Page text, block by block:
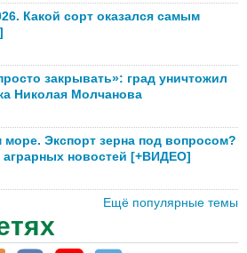
Какой сорт оказался самым
закрывать»: град уничтожил
Николая Молчанова
Экспорт зерна под вопросом?
аграрных новостей [+ВИДЕО]
Ещё популярные темы